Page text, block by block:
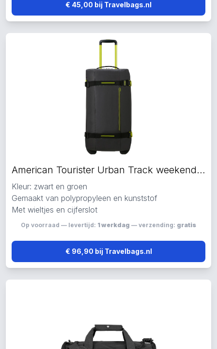
€ 45,00 bij Travelbags.nl
American Tourister Urban Track weekendtas zwart
Kleur: zwart en groen
Gemaakt van polypropyleen en kunststof
Met wieltjes en cijferslot
Op voorraad — levertijd: 1 werkdag — verzending: gratis
€ 96,90 bij Travelbags.nl